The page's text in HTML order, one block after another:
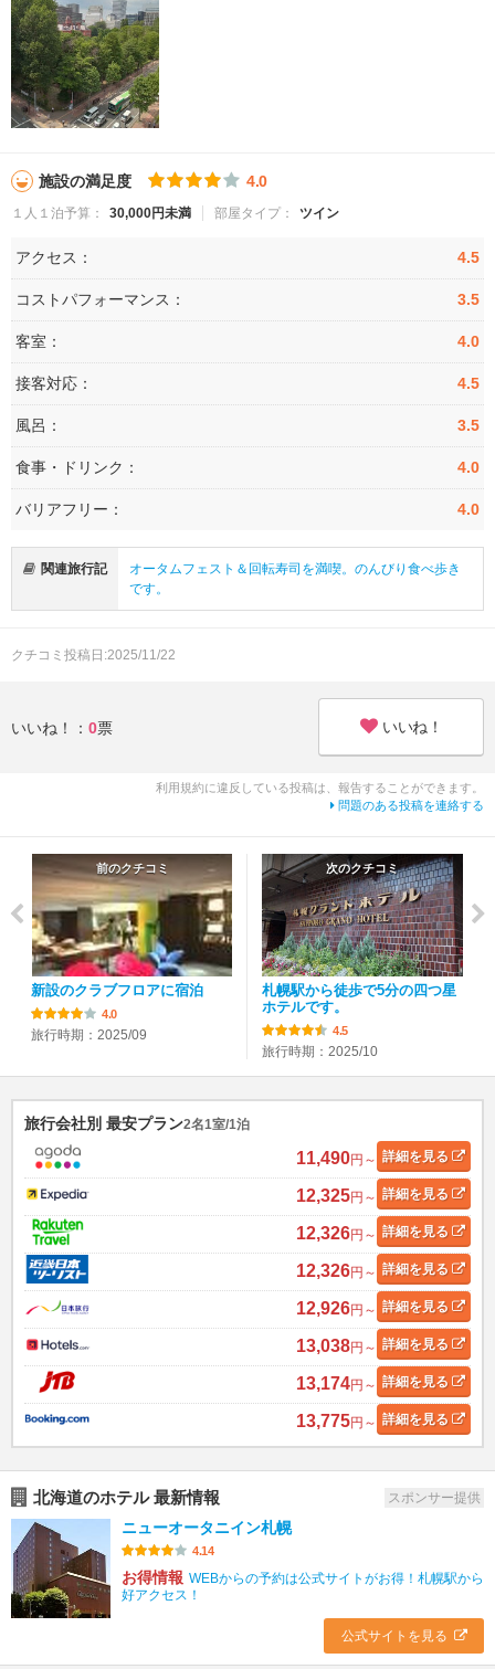
施設の満足度 4.0
１人１泊予算： 30,000円未満 部屋タイプ： ツイン
アクセス： 4.5
コストパフォーマンス： 3.5
客室： 4.0
接客対応： 4.5
風呂： 3.5
食事・ドリンク： 4.0
バリアフリー： 4.0
関連旅行記
オータムフェスト＆回転寿司を満喫。のんびり食べ歩き
です。
クチコミ投稿日:2025/11/22
いいね！： 0票 いいね！
利用規約に違反している投稿は、報告することができます。
問題のある投稿を連絡する
前のクチコミ
新設のクラブフロアに宿泊
4.0
旅行時期：2025/09
次のクチコミ
札幌駅から徒歩で5分の四つ星
ホテルです。
4.5
旅行時期：2025/10
旅行会社別 最安プラン2名1室/1泊
11,490円～ 詳細を見る
12,325円～ 詳細を見る
12,326円～ 詳細を見る
12,326円～ 詳細を見る
12,926円～ 詳細を見る
13,038円～ 詳細を見る
13,174円～ 詳細を見る
13,775円～ 詳細を見る
北海道のホテル 最新情報 スポンサー提供
ニューオータニイン札幌
4.14
お得情報 WEBからの予約は公式サイトがお得！札幌駅から
好アクセス！
公式サイトを見る